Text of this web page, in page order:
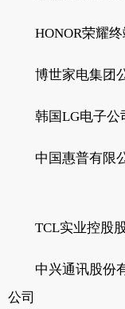
HONOR荣耀
博世家电集
韩国LG电子
中国惠普有
TCL实业控股
中兴通讯股
公司